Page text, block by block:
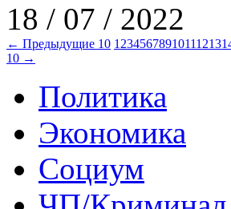
18 / 07 / 2022
← Предыдущие 10 1 2345678910111213
10 →
Политика
Экономика
Социум